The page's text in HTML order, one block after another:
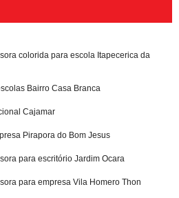
colorida para escola Itapecerica da
Bairro Casa Branca
Cajamar
Pirapora do Bom Jesus
para escritório Jardim Ocara
para empresa Vila Homero Thon